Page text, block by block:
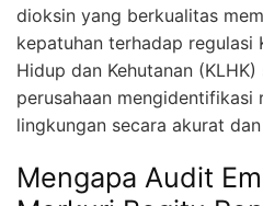
dioksin yang berkualitas
kepatuhan terhadap regulasi
Hidup dan Kehutanan
perusahaan mengidentifikasi
lingkungan secara akurat
Mengapa Audit